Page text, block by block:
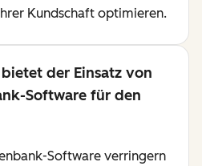
Kundschaft optimieren.
der Einsatz von
Software für den
Software verringern